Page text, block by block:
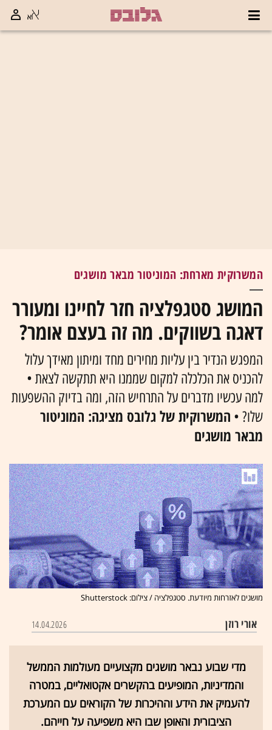
המשרוקית מארחת: המוניטור מבאר מושגים
המושג סטגפלציה חזר לחיינו ומעורר
דאגה בשווקים. מה זה בעצם אומר?
המפגש הנדיר בין עליות מחירים מחד ומיתון מאידך עלול
להכניס את הכלכלה למקום שממנו היא תתקשה לצאת •
למה עכשיו מדברים על התרחיש הזה, ומה בדיוק ההשפעות
שלו? • המשרוקית של גלובס מציגה: המוניטור
מבאר מושגים
מושגים לאזרחות מיודעת. סטגפלציה / צילום: Shutterstock
אורי רוזן 14.04.2026
מדי שבוע נבאר מושגים מקצועיים מעולמות הממשל
והמדיניות, המופיעים בהקשרים אקטואליים, במטרה
להעמיק את הידע וההיכרות של הקוראים עם המערכת
הציבורית והאופן שבו היא משפיעה על חייהם.